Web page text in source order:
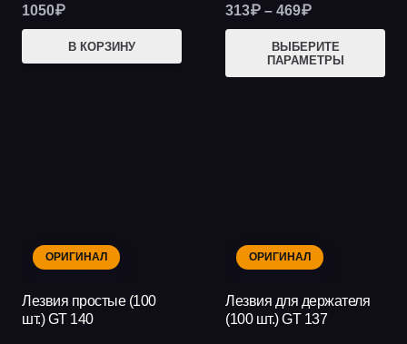
1050₽
В КОРЗИНУ
313₽ – 469₽Диапазон
313₽
ВЫБЕРИТЕ
ПАРАМЕТРЫ
ОРИГИНАЛ
Лезвия простые (100
шт.) GT 140
ОРИГИНАЛ
Лезвия для держателя
(100 шт.) GT 137